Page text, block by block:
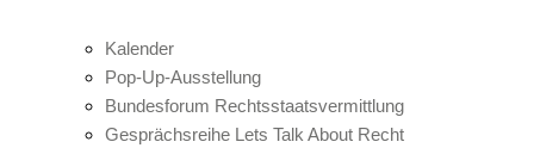
Kalender
Pop-Up-Ausstellung
Bundesforum Rechtsstaatsvermittlung
Gesprächsreihe Lets Talk About Recht